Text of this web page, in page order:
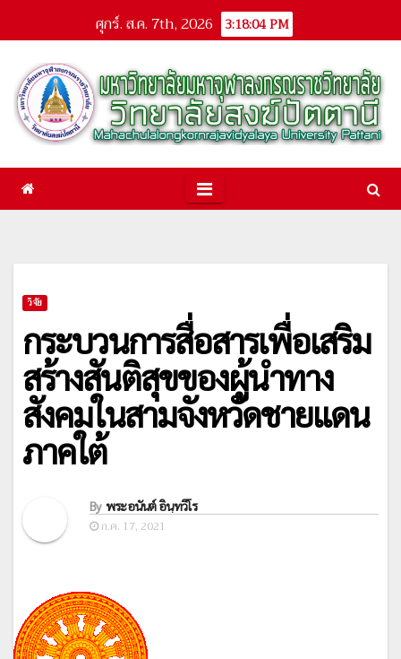
ศุกร์. ส.ค. 7th, 2026 3:18:04 PM
วิจัย
กระบวนการสื่อสารเพื่อเสริม
สร้างสันติสุขของผู้นำทาง
สังคมในสามจังหวัดชายแดน
ภาคใต้
By พระอนันต์ อินฺทวีโร
ก.ค. 17, 2021